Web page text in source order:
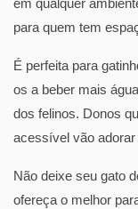
em qualquer
para quem tem
É perfeita para
os a beber mais
dos felinos. Donos
acessível vão
Não deixe seu gato
ofereça o melhor